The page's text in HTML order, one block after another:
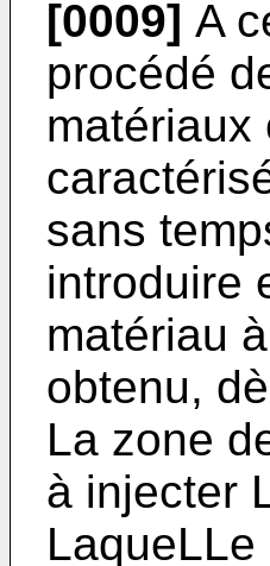
[0009] A
procédé
matériaux
sans
introduire
matériau
obtenu,
La zone
à injecter